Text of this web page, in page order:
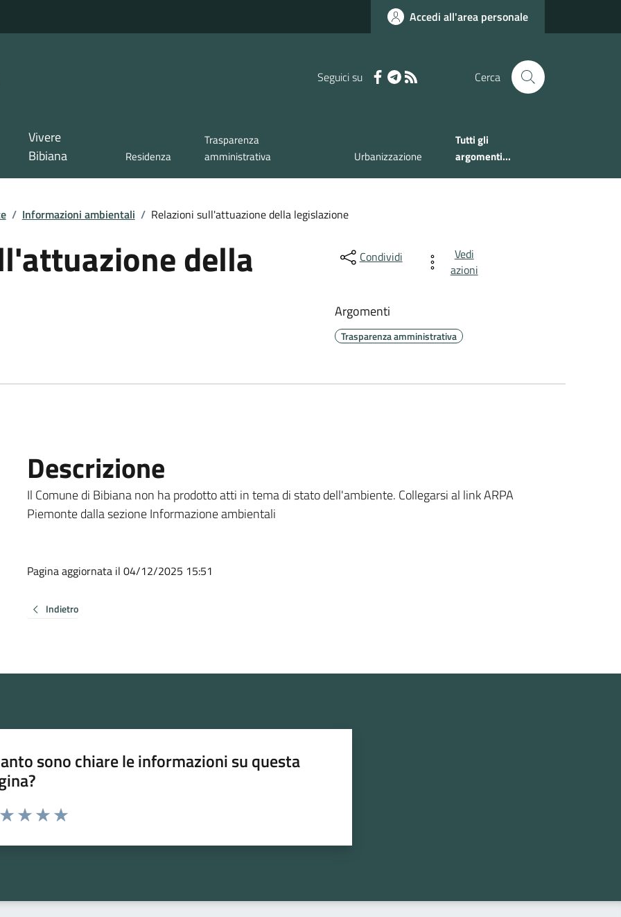
Accedi all'area personale
Seguici su Cerca
Vivere
Bibiana
Residenza
Trasparenza
amministrativa
Urbanizzazione
Tutti gli
argomenti...
/ Informazioni ambientali / Relazioni sull'attuazione della legislazione
della Condividi
Vedi
azioni
Argomenti
Trasparenza amministrativa
Descrizione
Il Comune di Bibiana non ha prodotto atti in tema di stato dell'ambiente. Collegarsi al link ARPA
Piemonte dalla sezione Informazione ambientali
Pagina aggiornata il 04/12/2025 15:51
Indietro
sono chiare le informazioni su questa
da 1 a 5 stelle la pagina